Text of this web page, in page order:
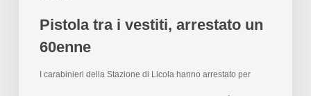
Pistola tra i vestiti, arrestato un
60enne
I carabinieri della Stazione di Licola hanno arrestato per